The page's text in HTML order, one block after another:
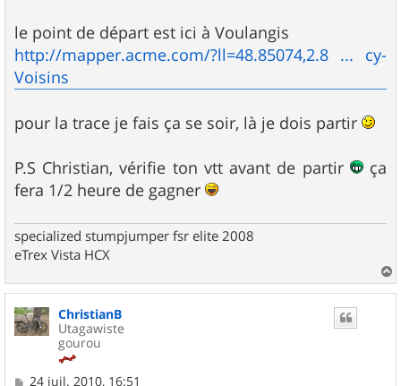
le point de départ est ici à Voulangis
http://mapper.acme.com/?ll=48.85074,2.8 ... cy-
Voisins
pour la trace je fais ça se soir, là je dois partir
P.S Christian, vérifie ton vtt avant de partir
ça
fera 1/2 heure de gagner
specialized stumpjumper fsr elite 2008
eTrex Vista HCX
a
ChristianB
Utagawiste
gourou
M
24 juil. 2010, 16:51